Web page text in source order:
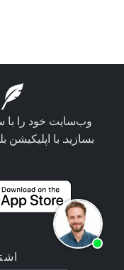
وب‌سایت خود را با
بسازید. با